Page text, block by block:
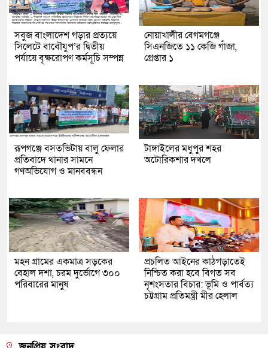
সবুজ বাংলাদেশ গড়ার প্রত্যয়ে
সিলেটে বাবৌযুপ’র দ্বিতীয়
পর্যায়ে বৃক্ষরোপণ কর্মসূচি সম্পন্ন
নোয়াখালীর বেগমগঞ্জে
সিএনজিতে ১১ কেজি গাঁজা,
গ্রেপ্তার ১
রূপগঞ্জে বসতভিটায় বালু ফেলার
প্রতিবাদে থানার সামনে
গণঅভিযোগ ও মানববন্ধন
টাঙ্গাইলের মধুপুর শহর
অটোরিকশার দখলে
মহন গ্রামের একমাত্র সড়কের
বেহাল দশা, চরম দুর্ভোগে ৩০০
পরিবারের মানুষ
প্রচলিত আইনের কাঠগড়াতেই
নিশ্চিত করা হবে বিগত সব
নৃশংসতার বিচার: ভূমি ও পার্বত্য
চট্টগ্রাম প্রতিমন্ত্রী মীর হেলাল